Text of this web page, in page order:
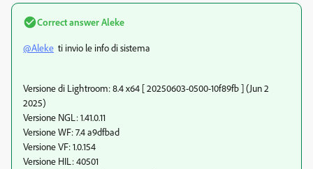
Correct answerAleke
@Aleke ti invio le info di sistema
Versione di Lightroom: 8.4 x64 [ 20250603-0500-10f89fb ] (Jun 2
2025)
Versione NGL: 1.41.0.11
Versione WF: 7.4 a9dfbad
Versione VF: 1.0.154
Versione HIL: 40501